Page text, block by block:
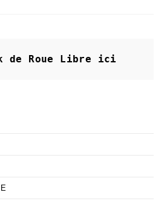
de Roue Libre ici